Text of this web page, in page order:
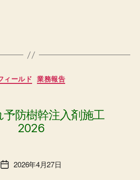
カ
テ
ー
ィールド 業務報告
防樹幹注入剤施工
2026
投 2026年4月27日